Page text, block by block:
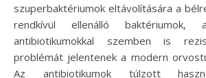
szuperbaktériumok eltávolítására a
rendkívül ellenálló baktériumok,
antibiotikumokkal szemben is
problémát jelentenek a modern
Az antibiotikumok túlzott